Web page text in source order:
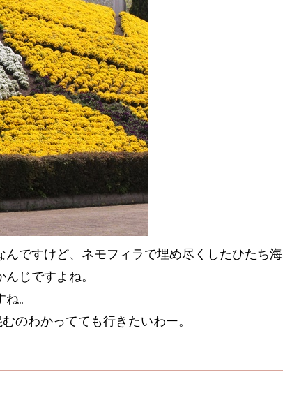
ですけど、ネモフィラで埋め尽くしたひたち海
じですよね。
。
のわかってても行きたいわー。